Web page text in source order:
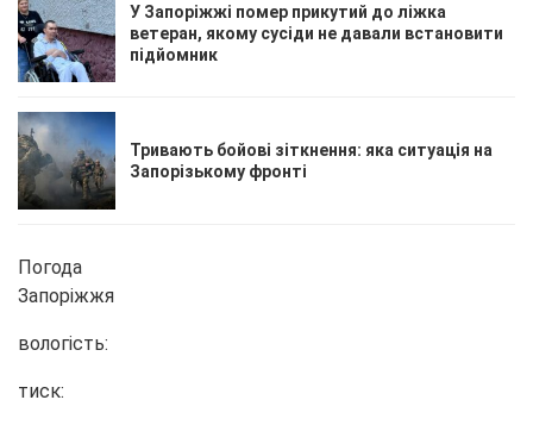
У Запоріжжі помер прикутий до ліжка
ветеран, якому сусіди не давали встановити
підйомник
Тривають бойові зіткнення: яка ситуація на
Запорізькому фронті
Погода
Запоріжжя
вологість:
тиск: